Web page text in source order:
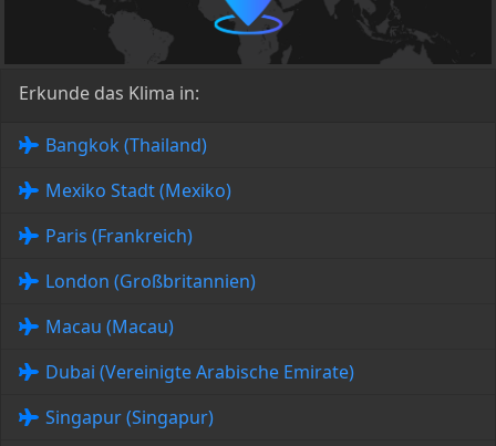
Erkunde das Klima in:
Bangkok (Thailand)
Mexiko Stadt (Mexiko)
Paris (Frankreich)
London (Großbritannien)
Macau (Macau)
Dubai (Vereinigte Arabische Emirate)
Singapur (Singapur)